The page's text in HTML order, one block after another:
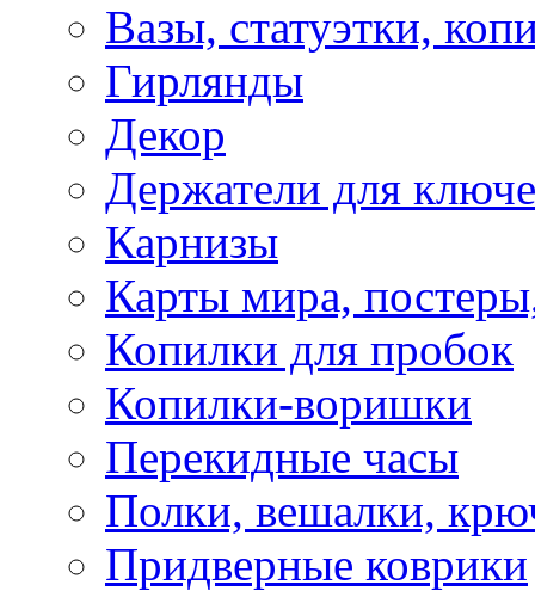
Вазы, статуэтки,
Гирлянды
Декор
Держатели для
Карнизы
Карты мира,
Копилки для пробок
Копилки-воришки
Перекидные часы
Полки, вешалки,
Придверные коврики